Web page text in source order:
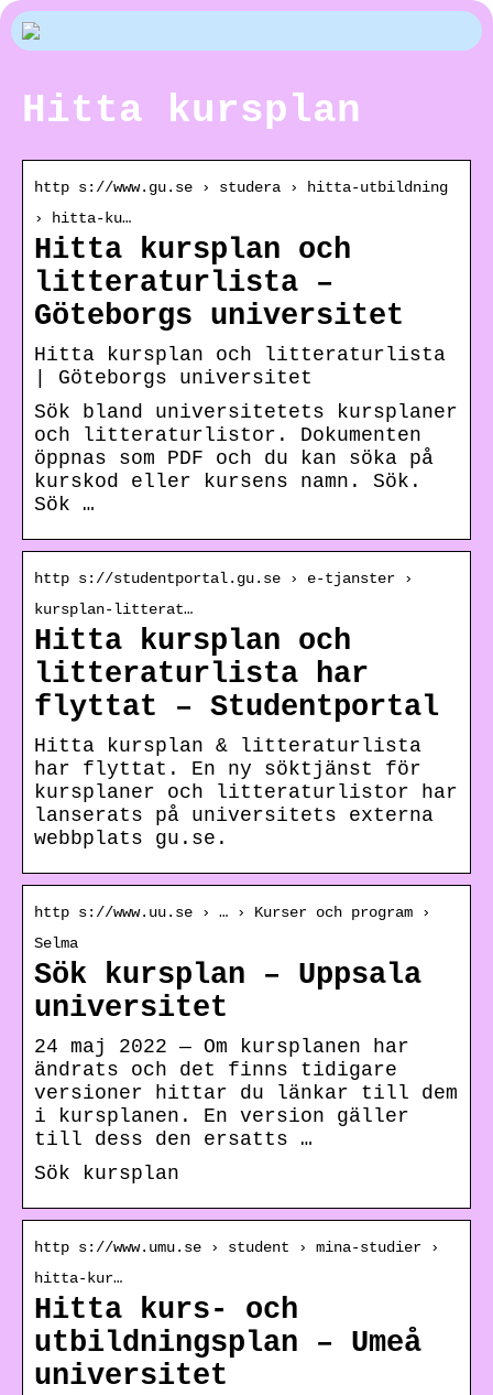
Hitta kursplan
http s://www.gu.se › studera › hitta-utbildning
› hitta-ku…
Hitta kursplan och
litteraturlista –
Göteborgs universitet
Hitta kursplan och litteraturlista
| Göteborgs universitet
Sök bland universitetets kursplaner
och litteraturlistor. Dokumenten
öppnas som PDF och du kan söka på
kurskod eller kursens namn. Sök.
Sök …
http s://studentportal.gu.se › e-tjanster ›
kursplan-litterat…
Hitta kursplan och
litteraturlista har
flyttat – Studentportal
Hitta kursplan & litteraturlista
har flyttat. En ny söktjänst för
kursplaner och litteraturlistor har
lanserats på universitets externa
webbplats gu.se.
http s://www.uu.se › … › Kurser och program ›
Selma
Sök kursplan – Uppsala
universitet
24 maj 2022 — Om kursplanen har
ändrats och det finns tidigare
versioner hittar du länkar till dem
i kursplanen. En version gäller
till dess den ersatts …
Sök kursplan
http s://www.umu.se › student › mina-studier ›
hitta-kur…
Hitta kurs- och
utbildningsplan – Umeå
universitet